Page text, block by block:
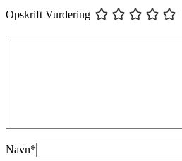
Opskrift Vurdering
Navn*